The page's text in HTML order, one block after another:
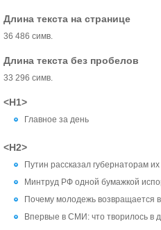
Длина текста на странице
36 486 симв.
Длина текста без пробелов
33 296 симв.
<H1>
Главное за день
<H2>
Путин рассказал губернаторам
Минтруд РФ одной бумажкой
Почему молодежь возвращается
Впервые в СМИ: что творилось в